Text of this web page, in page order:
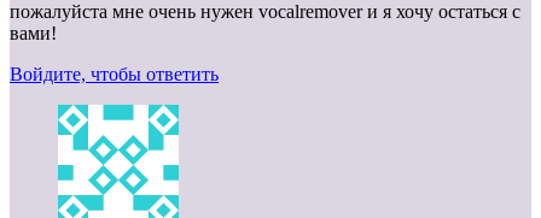
пожалуйста мне очень нужен vocalremover и я хочу остаться с
вами!
Войдите, чтобы ответить